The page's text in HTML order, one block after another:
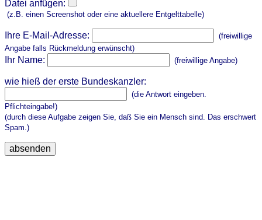
Datei anfügen:
(z.B. einen Screenshot oder eine aktuellere Entgelttabelle)
Ihre E-Mail-Adresse:
(freiwillige
Angabe falls Rückmeldung erwünscht)
Ihr Name: (freiwillige Angabe)
wie hieß der erste Bundeskanzler:
(die Antwort eingeben.
Pflichteingabe!)
(durch diese Aufgabe zeigen Sie, daß Sie ein Mensch sind. Das erschwert
Spam.)